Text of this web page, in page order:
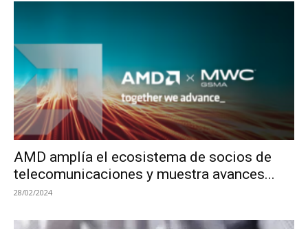
AMD amplía el ecosistema de socios de
telecomunicaciones y muestra avances...
28/02/2024